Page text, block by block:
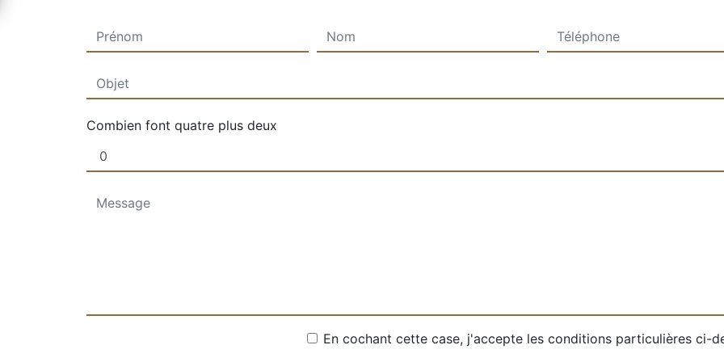
Combien font quatre plus deux
En cochant cette case, j'accepte les conditions particulières ci-